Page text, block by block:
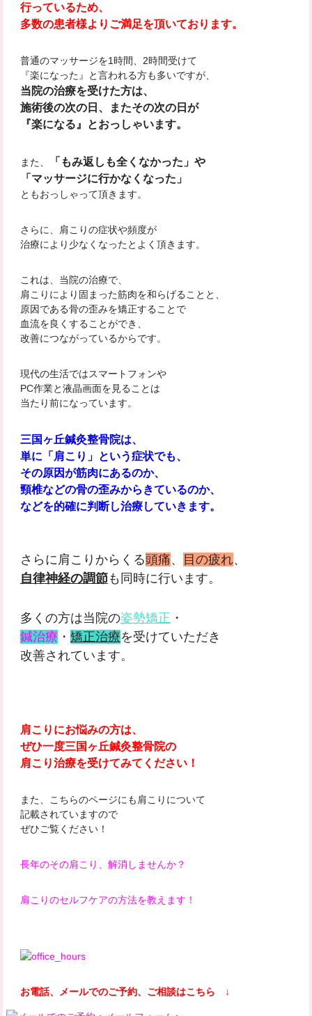
行っているため、
多数の患者様よりご満足を頂いております。
普通のマッサージを1時間、2時間受けて
『楽になった』と言われる方も多いですが、
当院の治療を受けた方は、
施術後の次の日、またその次の日が
『楽になる』とおっしゃいます。
また、
「もみ返しも全くなかった」や
「マッサージに行かなくなった 」
ともおっしゃって頂きます。
さらに、肩こりの症状や頻度が
治療により少なくなったとよく頂きます。
これは、当院の治療で、
肩こりにより固まった筋肉を和らげることと、
原因である骨の歪みを矯正することで
血流を良くすることができ、
改善につながっているからです。
現代の生活ではスマートフォンや
PC作業と液晶画面を見ることは
当たり前になっています。
三国ヶ丘鍼灸整骨院は、
単に「肩こり」という症状でも、
その原因が筋肉にあるのか、
頸椎などの骨の歪みからきているのか、
などを的確に判断し治療していきます。
さらに肩こりからくる頭痛、 目の疲れ、
自律神経の調節も同時に行います。
多くの方は当院の姿勢矯正 ・
鍼治療 ・ 矯正治療を受けていただき
改善されています。
肩こりにお悩みの方は、
ぜひ一度三国ヶ丘鍼灸整骨院の
肩こり治療を受けてみてください！
また、こちらのページにも肩こりについて
記載されていますので
ぜひご覧ください！
長年のその肩こり、解消しませんか？
肩こりのセルフケアの方法を教えます！
お電話、メールでのご予約、ご相談はこちら ↓